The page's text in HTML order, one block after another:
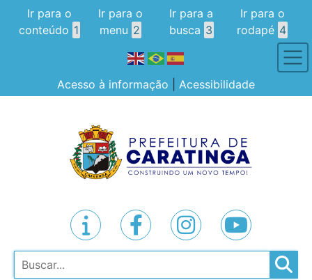
Ir para o
conteúdo 1
Ir para o
menu 2
Ir para a
busca 3
Ir para o
rodapé 4
Acesso à informação Acessibilidade
Pesquisar